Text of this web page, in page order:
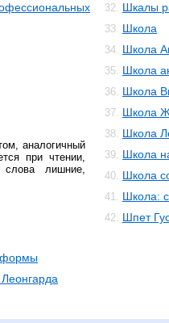
аналогичный
при чтении,
лишние,
формы
32. Шкалы
33. Школа
34. Школа
35. Школа
36. Школа
37. Школа
38. Школа
39. Школа
40. Школа
41. Школа:
42. Шпет